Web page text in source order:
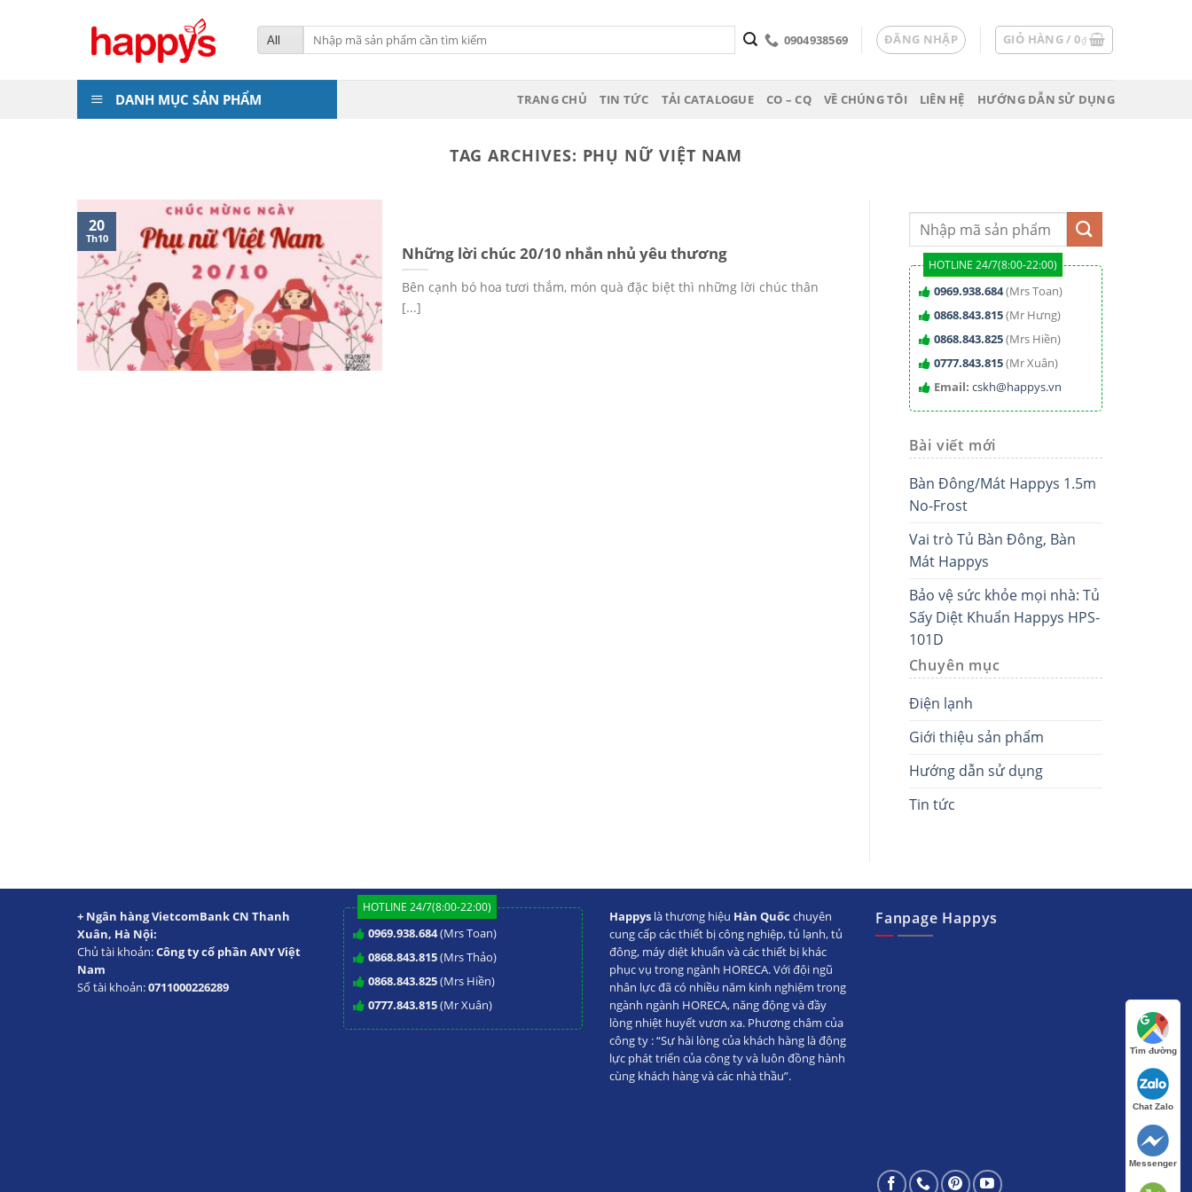
Tìm
kiếm:
0904938569 ĐĂNG NHẬP GIỎ HÀNG /0₫
DANH MỤC SẢN PHẨM TRANG CHỦ TIN TỨC TẢI CATALOGUE CO – CQ VỀ CHÚNG TÔI LIÊN HỆ HƯỚNG DẪN SỬ DỤNG
TAG ARCHIVES: PHỤ NỮ VIỆT NAM
Những lời chúc 20/10 nhắn nhủ yêu thương
Bên cạnh bó hoa tươi thắm, món quà đặc biệt thì những lời chúc thân
[...]
20
Th10
HOTLINE 24/7(8:00-22:00)
0969.938.684(Mrs Toan)
0868.843.815(Mr Hưng)
0868.843.825(Mrs Hiền)
0777.843.815(Mr Xuân)
Email: cskh@happys.vn
Bài viết mới
Bàn Đông/Mát Happys 1.5m
No-Frost
Vai trò Tủ Bàn Đông, Bàn
Mát Happys
Bảo vệ sức khỏe mọi nhà: Tủ
Sấy Diệt Khuẩn Happys HPS-
101D
Chuyên mục
Điện lạnh
Giới thiệu sản phẩm
Hướng dẫn sử dụng
Tin tức
+ Ngân hàng VietcomBank CN Thanh
Xuân, Hà Nội:
Chủ tài khoản:Công ty cổ phần ANY Việt
Nam
Số tài khoản:0711000226289
HOTLINE 24/7(8:00-22:00)
0969.938.684(Mrs Toan)
0868.843.815(Mrs Thảo)
0868.843.825(Mrs Hiền)
0777.843.815(Mr Xuân)
Happys là thương hiệu Hàn Quốc chuyên
cung cấp các thiết bị công nghiệp, tủ lạnh, tủ
đông, máy diệt khuẩn và các thiết bị khác
phục vụ trong ngành HORECA. Với đội ngũ
nhân lực đã có nhiều năm kinh nghiệm trong
ngành ngành HORECA, năng động và đầy
lòng nhiệt huyết vươn xa. Phương châm của
công ty : “Sự hài lòng của khách hàng là động
lực phát triển của công ty và luôn đồng hành
cùng khách hàng và các nhà thầu”.
Fanpage Happys
Tìm đường
Chat Zalo
Messenger